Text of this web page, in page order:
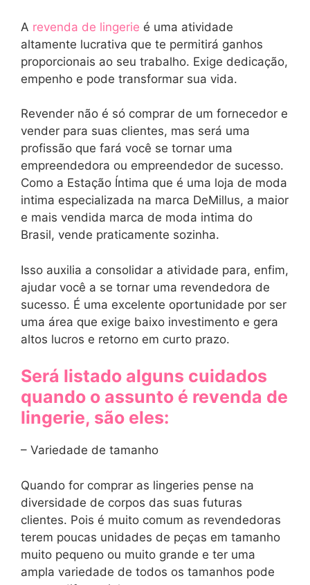
A revenda de lingerie é uma atividade
altamente lucrativa que te permitirá ganhos
proporcionais ao seu trabalho. Exige dedicação,
empenho e pode transformar sua vida.
Revender não é só comprar de um fornecedor e
vender para suas clientes, mas será uma
profissão que fará você se tornar uma
empreendedora ou empreendedor de sucesso.
Como a Estação Íntima que é uma loja de moda
intima especializada na marca DeMillus, a maior
e mais vendida marca de moda intima do
Brasil, vende praticamente sozinha.
Isso auxilia a consolidar a atividade para, enfim,
ajudar você a se tornar uma revendedora de
sucesso. É uma excelente oportunidade por ser
uma área que exige baixo investimento e gera
altos lucros e retorno em curto prazo.
Será listado alguns cuidados
quando o assunto é revenda de
lingerie, são eles:
– Variedade de tamanho
Quando for comprar as lingeries pense na
diversidade de corpos das suas futuras
clientes. Pois é muito comum as revendedoras
terem poucas unidades de peças em tamanho
muito pequeno ou muito grande e ter uma
ampla variedade de todos os tamanhos pode